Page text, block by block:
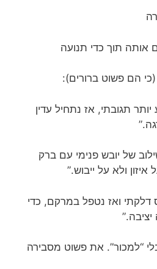
אותה תוך כדי תנועה
הם פשוט ברורים):
תגובתי, אז נתחיל עדין
של יובש פנימי עם ברק
איזון ולא על ייבוש.”
דלקתי ואז נטפל במרקם, כדי
“למכור”. את פשוט מסבירה